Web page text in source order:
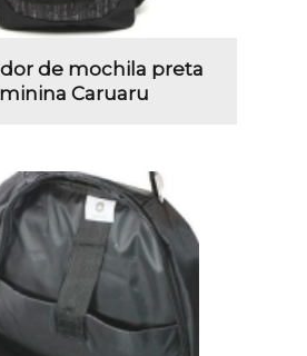
de mochila preta
Caruaru